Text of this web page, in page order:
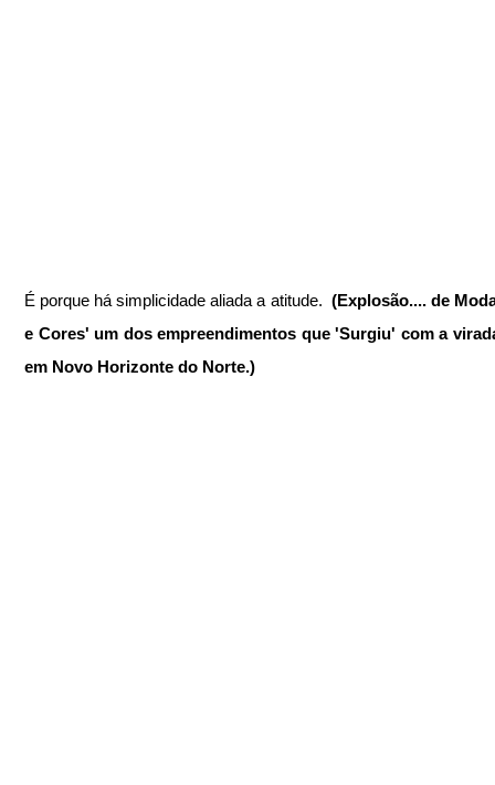
É porque há simplicidade aliada a atitude. (Explosão.... de
e Cores' um dos empreendimentos que 'Surgiu' com a
em Novo Horizonte do Norte.)